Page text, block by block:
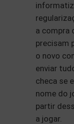
a compra
precisam
o novo
enviar
checa se
nome do
partir
a jogar.